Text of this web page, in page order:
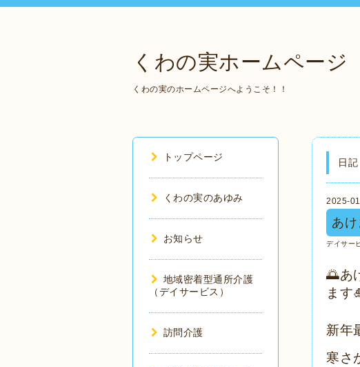
くわの実ホームページ
くわの実のホームページへようこそ！！
日記
2025-
あ
デイサー
🌅あ
ます
新年
寒さ
トップページ
くわの実のあゆみ
お知らせ
地域密着型通所介護
（デイサービス）
訪問介護